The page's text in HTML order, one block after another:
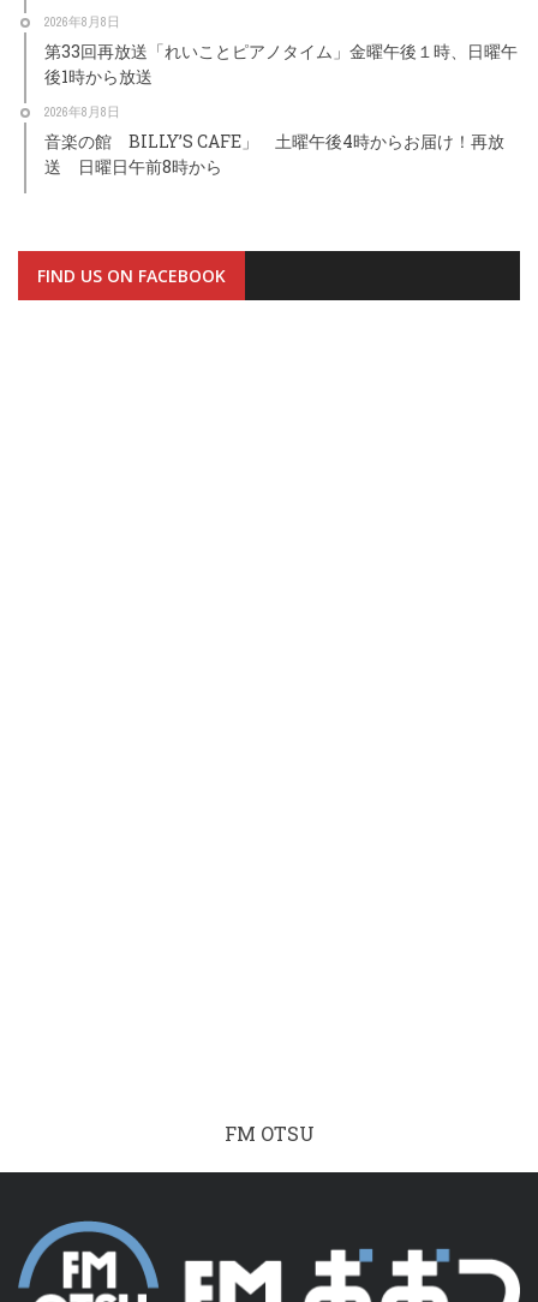
2026年8月8日
第33回再放送「れいことピアノタイム」金曜午後１時、日曜午
後1時から放送
2026年8月8日
音楽の館 BILLY’S CAFE」 土曜午後4時からお届け！再放
送 日曜日午前8時から
FIND US ON FACEBOOK
FM OTSU